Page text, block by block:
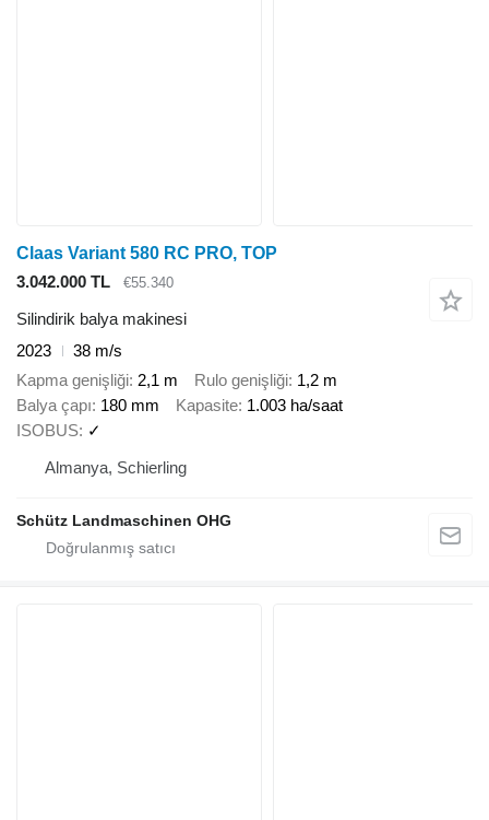
Claas Variant 580 RC PRO, TOP
3.042.000 TL
€55.340
Silindirik balya makinesi
2023
38 m/s
Kapma genişliği 2,1 m Rulo genişliği 1,2 m
Balya çapı 180 mm Kapasite 1.003 ha/saat
ISOBUS ✓
Almanya, Schierling
Schütz Landmaschinen OHG